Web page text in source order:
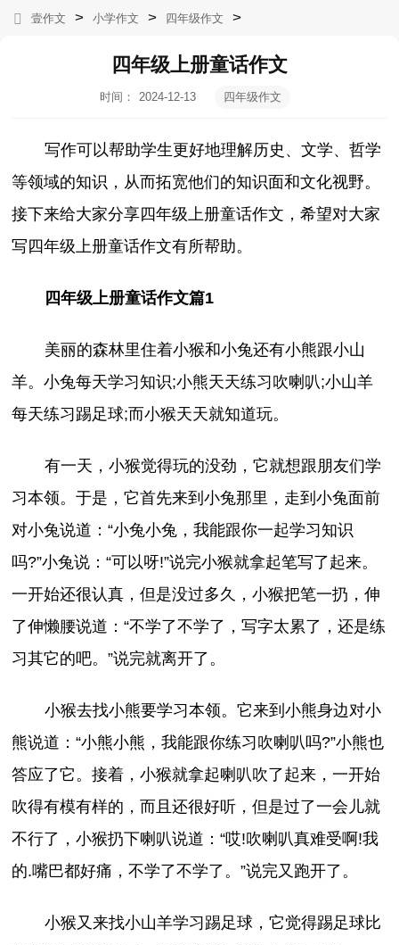
壹作文 > 小学作文 > 四年级作文 >
四年级上册童话作文
时间：
2024-12-13
四年级作文
写作可以帮助学生更好地理解历史、文学、哲学
等领域的知识，从而拓宽他们的知识面和文化视野。
接下来给大家分享四年级上册童话作文，希望对大家
写四年级上册童话作文有所帮助。
四年级上册童话作文篇1
美丽的森林里住着小猴和小兔还有小熊跟小山
羊。小兔每天学习知识;小熊天天练习吹喇叭;小山羊
每天练习踢足球;而小猴天天就知道玩。
有一天，小猴觉得玩的没劲，它就想跟朋友们学
习本领。于是，它首先来到小兔那里，走到小兔面前
对小兔说道：“小兔小兔，我能跟你一起学习知识
吗?”小兔说：“可以呀!”说完小猴就拿起笔写了起来。
一开始还很认真，但是没过多久，小猴把笔一扔，伸
了伸懒腰说道：“不学了不学了，写字太累了，还是练
习其它的吧。”说完就离开了。
小猴去找小熊要学习本领。它来到小熊身边对小
熊说道：“小熊小熊，我能跟你练习吹喇叭吗?”小熊也
答应了它。接着，小猴就拿起喇叭吹了起来，一开始
吹得有模有样的，而且还很好听，但是过了一会儿就
不行了，小猴扔下喇叭说道：“哎!吹喇叭真难受啊!我
的.嘴巴都好痛，不学了不学了。”说完又跑开了。
小猴又来找小山羊学习踢足球，它觉得踢足球比